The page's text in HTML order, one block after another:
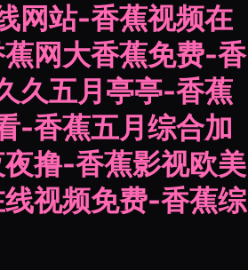
网站-香蕉视频在
网大香蕉免费-香
久五月亭亭-香蕉
-香蕉五月综合加
撸-香蕉影视欧美
视频免费-香蕉综